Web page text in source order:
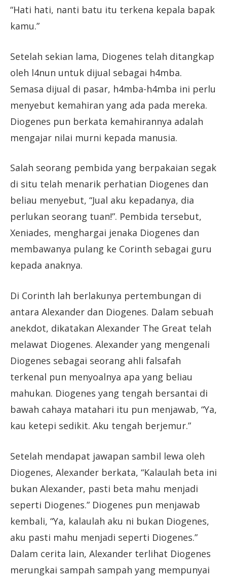
“Hati hati, nanti batu itu terkena kepala bapak
kamu.”
Setelah sekian lama, Diogenes telah ditangkap
oleh l4nun untuk dijual sebagai h4mba.
Semasa dijual di pasar, h4mba-h4mba ini perlu
menyebut kemahiran yang ada pada mereka.
Diogenes pun berkata kemahirannya adalah
mengajar nilai murni kepada manusia.
Salah seorang pembida yang berpakaian segak
di situ telah menarik perhatian Diogenes dan
beliau menyebut, “Jual aku kepadanya, dia
perlukan seorang tuan!”. Pembida tersebut,
Xeniades, menghargai jenaka Diogenes dan
membawanya pulang ke Corinth sebagai guru
kepada anaknya.
Di Corinth lah berlakunya pertembungan di
antara Alexander dan Diogenes. Dalam sebuah
anekdot, dikatakan Alexander The Great telah
melawat Diogenes. Alexander yang mengenali
Diogenes sebagai seorang ahli falsafah
terkenal pun menyoalnya apa yang beliau
mahukan. Diogenes yang tengah bersantai di
bawah cahaya matahari itu pun menjawab, “Ya,
kau ketepi sedikit. Aku tengah berjemur.”
Setelah mendapat jawapan sambil lewa oleh
Diogenes, Alexander berkata, “Kalaulah beta ini
bukan Alexander, pasti beta mahu menjadi
seperti Diogenes.” Diogenes pun menjawab
kembali, “Ya, kalaulah aku ni bukan Diogenes,
aku pasti mahu menjadi seperti Diogenes.”
Dalam cerita lain, Alexander terlihat Diogenes
merungkai sampah sampah yang mempunyai